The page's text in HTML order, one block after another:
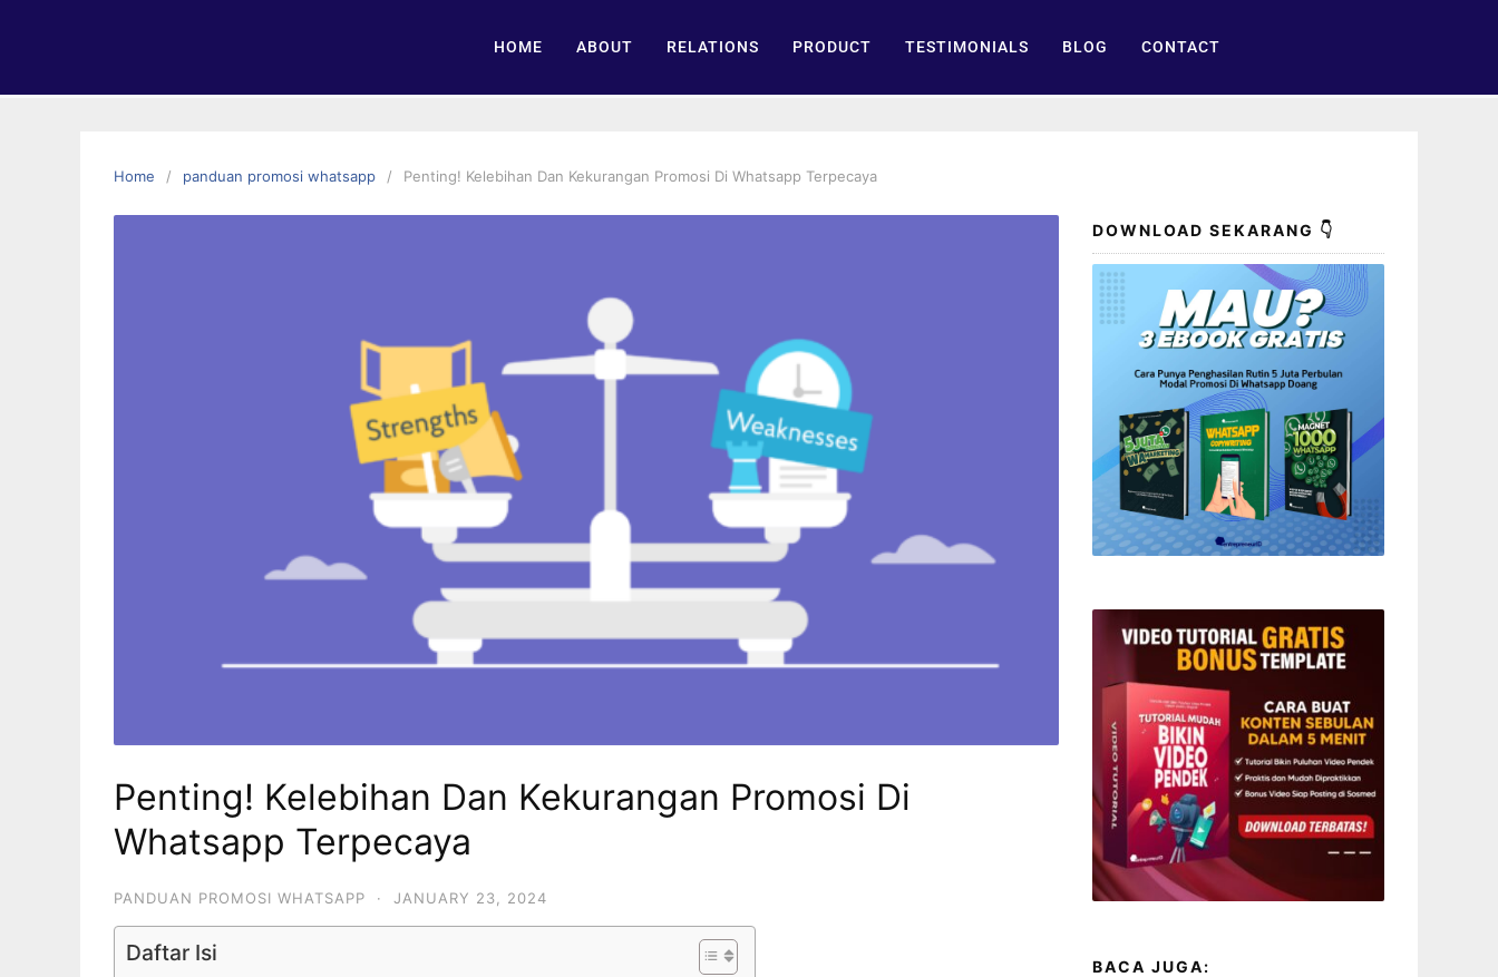
HOME ABOUT RELATIONS PRODUCT TESTIMONIALS BLOG CONTACT
Home panduan promosi whatsapp Penting! Kelebihan Dan Kekurangan Promosi Di Whatsapp Terpecaya
Penting! Kelebihan Dan Kekurangan Promosi Di
Whatsapp Terpecaya
PANDUAN PROMOSI WHATSAPP · JANUARY 23, 2024
Daftar Isi
DOWNLOAD SEKARANG 👇
BACA JUGA: